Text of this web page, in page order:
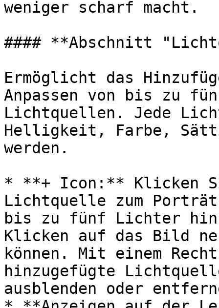
weniger scharf macht.
#### **Abschnitt
Ermöglicht das
Anpassen von bis zu
Lichtquellen. Jede
Helligkeit, Farbe,
werden.
* **+ Icon:** Klicken
Lichtquelle zum Porträt
bis zu fünf Lichter
Klicken auf das Bild
können. Mit einem
hinzugefügte
ausblenden oder